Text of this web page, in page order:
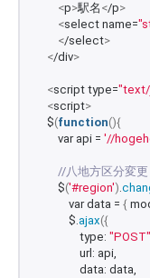
<p>駅名 </p>
<select name=
</select>
</div>
<script type="text/
<script>
    $
(function(){
        var api =
'//
//八地方区分変更
        $
('#region').
            var data =
{
            $.
ajax({
                type:
"POST"
                url: api,
                data: data,